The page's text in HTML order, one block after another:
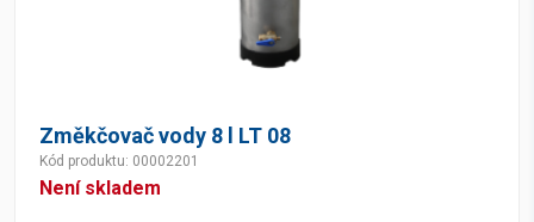
Změkčovač vody 8 l LT 08
Kód produktu: 00002201
Není skladem